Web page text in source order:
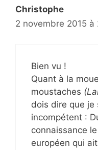
Christophe
2 novembre 2015 à
Bien vu !
Quant à la
moustaches
dois dire que je
incompétent :
connaissance
européen qui